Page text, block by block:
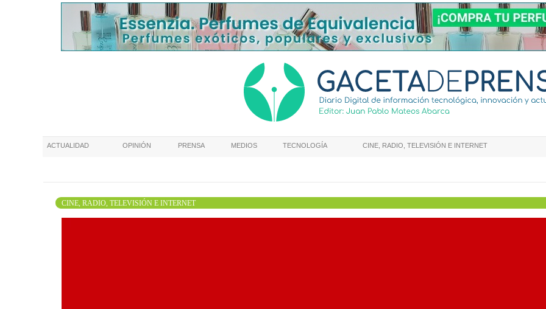
ACTUALIDAD OPINIÓN PRENSA MEDIOS TECNOLOGÍA CINE, RADIO, TELEVISIÓN E INTERNET
CINE, RADIO, TELEVISIÓN E INTERNET